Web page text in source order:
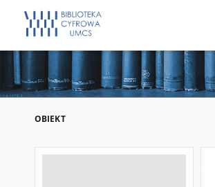
OBIEKT